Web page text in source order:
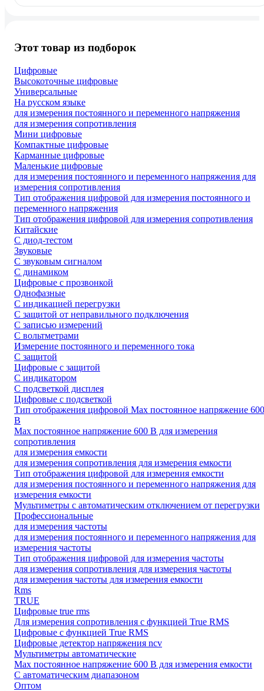
Этот товар из подборок
Цифровые
Высокоточные цифровые
Универсальные
На русском языке
для измерения постоянного и переменного напряжения
для измерения сопротивления
Мини цифровые
Компактные цифровые
Карманные цифровые
Маленькие цифровые
для измерения постоянного и переменного напряжения для
измерения сопротивления
Тип отображения цифровой для измерения постоянного и
переменного напряжения
Тип отображения цифровой для измерения сопротивления
Китайские
С диод-тестом
Звуковые
С звуковым сигналом
С динамиком
Цифровые с прозвонкой
Однофазные
C индикацией перегрузки
С защитой от неправильного подключения
С записью измерений
С вольтметрами
Измерение постоянного и переменного тока
С защитой
Цифровые с защитой
С индикатором
С подсветкой дисплея
Цифровые с подсветкой
Тип отображения цифровой Max постоянное напряжение 600
В
Max постоянное напряжение 600 В для измерения
сопротивления
для измерения емкости
для измерения сопротивления для измерения емкости
Тип отображения цифровой для измерения емкости
для измерения постоянного и переменного напряжения для
измерения емкости
Мультиметры с автоматическим отключением от перегрузки
Профессиональные
для измерения частоты
для измерения постоянного и переменного напряжения для
измерения частоты
Тип отображения цифровой для измерения частоты
для измерения сопротивления для измерения частоты
для измерения частоты для измерения емкости
Rms
TRUE
Цифровые true rms
Для измерения сопротивления с функцией True RMS
Цифровые с функцией True RMS
Цифровые детектор напряжения ncv
Мультиметры автоматические
Max постоянное напряжение 600 В для измерения емкости
С автоматическим диапазоном
Оптом